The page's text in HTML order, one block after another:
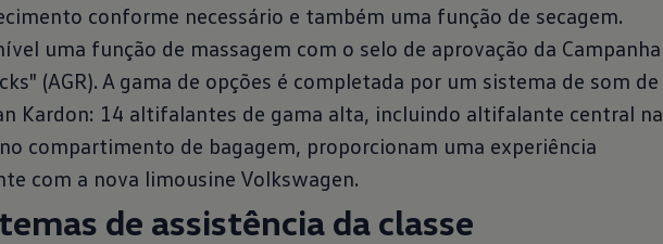
conforme necessário e também uma função de secagem.
uma função de massagem com o selo de aprovação da Campanha
(AGR). A gama de opções é completada por um sistema de som de
Kardon: 14 altifalantes de gama alta, incluindo altifalante central na
compartimento de bagagem, proporcionam uma experiência
com a nova limousine Volkswagen.
de assistência da classe